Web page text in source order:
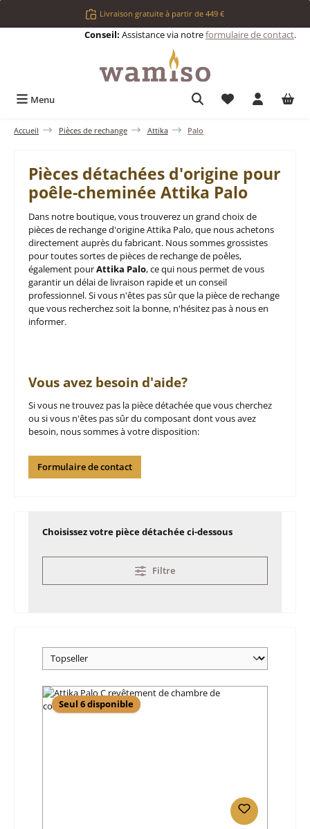
Passer au contenu principalLivraison gratuite à partir de 449 €
Conseil: Assistance via notreformulaire de contact.
Menu Vous avez 0
Accueil Pièces de rechange Attika Palo
Pièces détachées d'origine pour
poêle-cheminée Attika Palo
Dans notre boutique, vous trouverez un grand choix de
pièces de rechange d'origine Attika Palo, que nous achetons
directement auprès du fabricant. Nous sommes grossistes
pour toutes sortes de pièces de rechange de poêles,
également pourAttika Palo, ce qui nous permet de vous
garantir un délai de livraison rapide et un conseil
professionnel. Si vous n'êtes pas sûr que la pièce de rechange
que vous recherchez soit la bonne, n'hésitez pas à nous en
informer.
Vous avez besoin d'aide?
Si vous ne trouvez pas la pièce détachée que vous cherchez
ou si vous n'êtes pas sûr du composant dont vous avez
besoin, nous sommes à votre disposition:
Formulaire de contact
Choisissez votre pièce détachée ci-dessous
Filtre
Seul 6 disponible